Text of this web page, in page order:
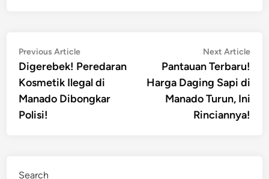
Post
navigation
Previous ArticlePrevious
article:
Digerebek! Peredaran
Kosmetik Ilegal di
Manado Dibongkar
Polisi!
Next Article
Pantauan Terbaru!
Harga Daging Sapi di
Manado Turun, Ini
Rinciannya!
Search